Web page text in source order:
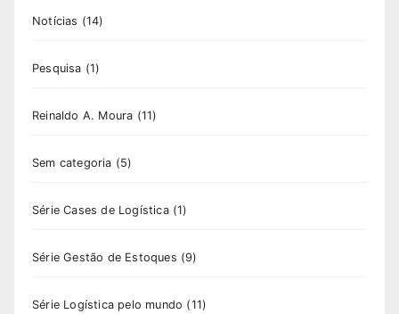
Notícias (14)
Pesquisa (1)
Reinaldo A. Moura (11)
Sem categoria (5)
Série Cases de Logística(1)
Série Gestão de Estoques (9)
Série Logística pelo mundo (11)